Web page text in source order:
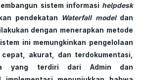
sistem informasi helpdesk
pendekatan
Waterfall modeldan
dengan menerapkan metode
ini memungkinkan pengelolaan
akurat, dan terdokumentasi,
yang terdiri dari Admin dan